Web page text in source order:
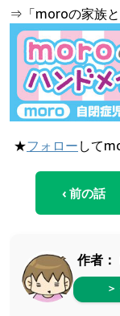
⇒「moroの家族と
★フォロー して
‹ 前の話
作者：